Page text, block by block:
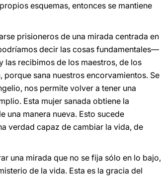
esquemas, entonces se mantiene
prisioneros de una mirada centrada en
decir las cosas fundamentales—
las recibimos de los maestros, de los
sana nuestros encorvamientos. Se
nos permite volver a tener una
Esta mujer sanada obtiene la
una manera nueva. Esto sucede
verdad capaz de cambiar la vida, de
una mirada que no se fija sólo en lo bajo,
de la vida. Esta es la gracia del